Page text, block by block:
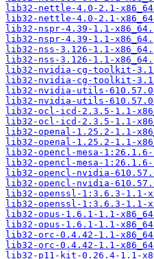
lib32-nettle-4.0-2.1-
lib32-nettle-4.0-2.1-
lib32-nspr-4.39-1.1-
lib32-nspr-4.39-1.1-
lib32-nss-3.126-1.1-
lib32-nss-3.126-1.1-
lib32-nvidia-cg-toolkit-
lib32-nvidia-cg-toolkit-
lib32-nvidia-utils-
lib32-nvidia-utils-
lib32-ocl-icd-2.3.5-1.1-
lib32-ocl-icd-2.3.5-1.1-
lib32-openal-1.25.2-1.1-
lib32-openal-1.25.2-1.1-
lib32-opencl-mesa-
lib32-opencl-mesa-
lib32-opencl-nvidia-
lib32-opencl-nvidia-
lib32-openssl-1:3.6.3-1.1-
lib32-openssl-1:3.6.3-1.1-
lib32-opus-1.6.1-1.1-
lib32-opus-1.6.1-1.1-
lib32-orc-0.4.42-1.1-
lib32-orc-0.4.42-1.1-
lib32-p11-kit-0.26.4-1.1-